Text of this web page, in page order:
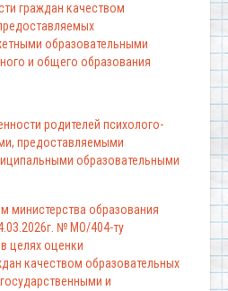
граждан качеством
образовательными
и общего образования
родителей психолого-
предоставляемыми
образовательными
министерства образования
№ МО/404-ту
целях оценки
качеством образовательных
и